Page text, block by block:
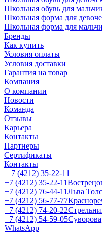
Школьная обувь для
Школьная форма для
Школьная форма для
Бренды
Как купить
Условия оплаты
Условия доставки
Гарантия на товар
Компания
О компании
Новости
Команда
Отзывы
Карьера
Контакты
Партнеры
Сертификаты
Контакты
+7 (4212) 35-22-11
+7 (4212) 35-22-11
+7 (4212) 76-44-11Льва
+7 (4212) 56-77-77
+7 (4212) 74-20-22
+7 (4212) 54-59-05
WhatsApp